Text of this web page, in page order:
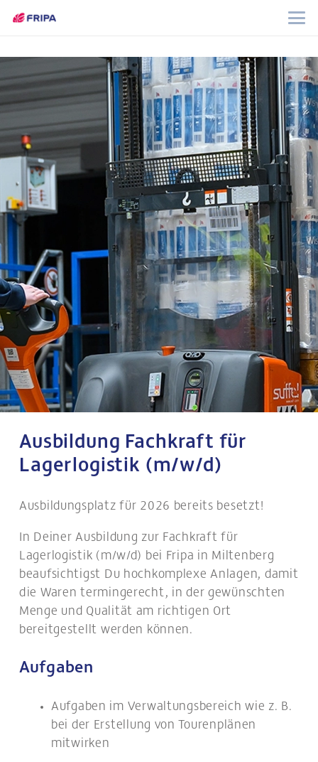
Ausbildung Fachkraft für
Lagerlogistik (m/w/d)
Ausbildungsplatz für 2026 bereits besetzt!
In Deiner Ausbildung zur Fachkraft für
Lagerlogistik (m/w/d) bei Fripa in Miltenberg
beaufsichtigst Du hochkomplexe Anlagen, damit
die Waren termingerecht, in der gewünschten
Menge und Qualität am richtigen Ort
bereitgestellt werden können.
Aufgaben
Aufgaben im Verwaltungsbereich wie z. B.
bei der Erstellung von Tourenplänen
mitwirken